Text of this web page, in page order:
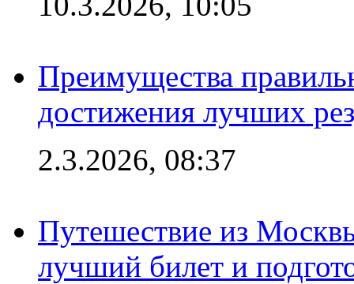
Преимущества
достижения лучших
2.3.2026, 08:37
Путешествие из
лучший билет и